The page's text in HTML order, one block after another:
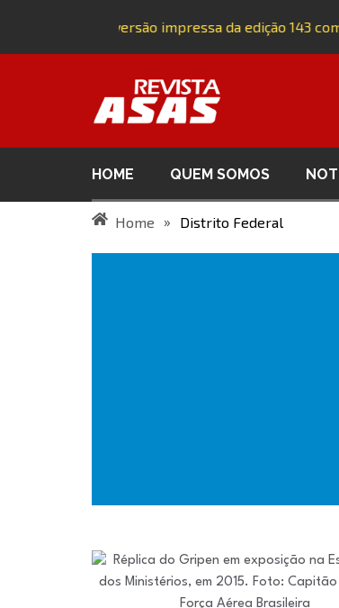
Adquira a versão impressa da edição 143 com
HOME QUEM SOMOS
Home » Distrito Federal